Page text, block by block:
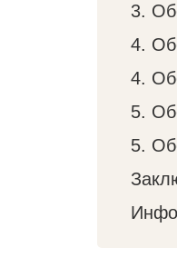
3.
4.
4.
5.
5.